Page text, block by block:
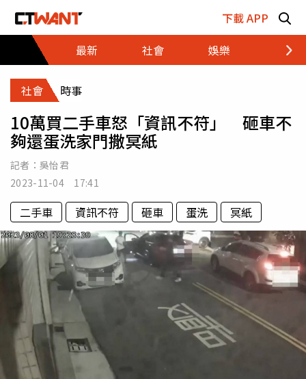
下載 APP
最新
社會 娛樂 財經
社會 時事
10萬買二手車怒「資訊不符」 砸車不
夠還蛋洗家門撒冥紙
記者： 吳怡君
2023-11-04 17:41
二手車 資訊不符 砸車 蛋洗 冥紙